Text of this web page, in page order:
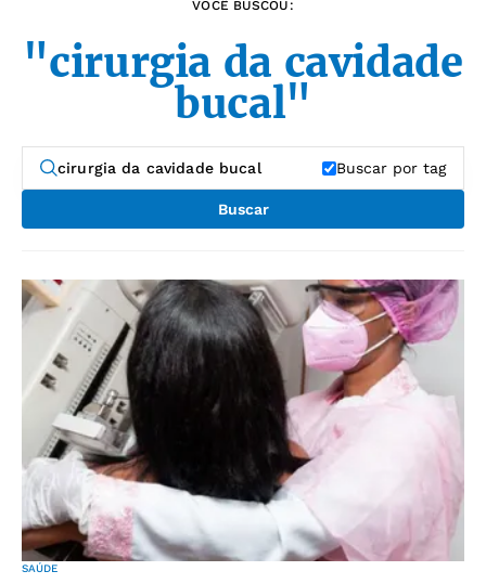
VOCÊ BUSCOU:
"cirurgia da cavidade
bucal"
Buscar por tag
Buscar
SAÚDE